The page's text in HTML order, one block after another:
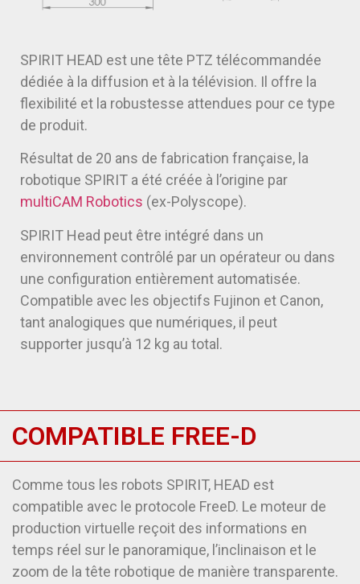
SPIRIT HEAD est une tête PTZ télécommandée
dédiée à la diffusion et à la télévision. Il offre la
flexibilité et la robustesse attendues pour ce type
de produit.
Résultat de 20 ans de fabrication française, la
robotique SPIRIT a été créée à l’origine par
multiCAM Robotics (ex-Polyscope).
SPIRIT Head peut être intégré dans un
environnement contrôlé par un opérateur ou dans
une configuration entièrement automatisée.
Compatible avec les objectifs Fujinon et Canon,
tant analogiques que numériques, il peut
supporter jusqu’à 12 kg au total.
COMPATIBLE FREE-D
Comme tous les robots SPIRIT, HEAD est
compatible avec le protocole FreeD. Le moteur de
production virtuelle reçoit des informations en
temps réel sur le panoramique, l’inclinaison et le
zoom de la tête robotique de manière transparente.